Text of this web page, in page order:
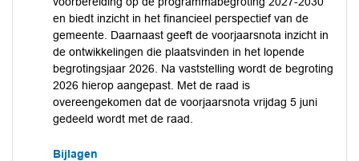
en biedt inzicht in het financieel perspectief van de
gemeente. Daarnaast geeft de voorjaarsnota inzicht in
de ontwikkelingen die plaatsvinden in het lopende
begrotingsjaar 2026. Na vaststelling wordt de begroting
2026 hierop aangepast. Met de raad is
overeengekomen dat de voorjaarsnota vrijdag 5 juni
gedeeld wordt met de raad.
Bijlagen